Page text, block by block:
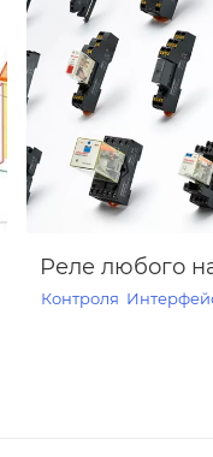
Реле любого
Контроля